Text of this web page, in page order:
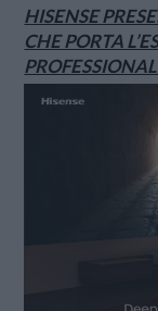
HISENSE
CHE PORTA